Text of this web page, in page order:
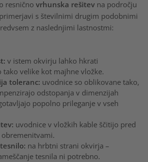
resničnovrhunska rešitev na področju
s številnimi drugim podobnimi
z naslednjimi lastnostmi:
v istem okvirju lahko hkrati
tako velike kot majhne vložke.
toleranc: uvodnice so oblikovane tako,
odstopanja v dimenzijah
popolno prileganje v vseh
uvodnice v vložkih kable ščitijo pred
na hrbtni strani okvirja –
tesnila ni potrebno.